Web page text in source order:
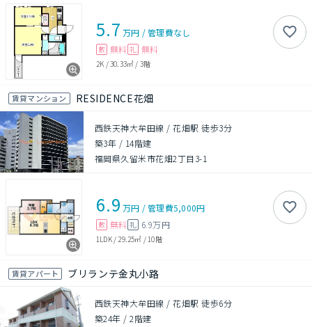
5.7 万円 /管理費なし
敷 無料 礼 無料
2K /30.33㎡ / 3階
賃貸マンション RESIDENCE花畑
西鉄天神大牟田線 / 花畑駅 徒歩3分
築3年 / 14階建
福岡県久留米市花畑2丁目3-1
6.9 万円 /管理費5,000円
敷 無料 礼 6.9万円
1LDK/ 29.25㎡ / 10階
賃貸アパート ブリランテ金丸小路
西鉄天神大牟田線 / 花畑駅 徒歩6分
築24年 /2階建